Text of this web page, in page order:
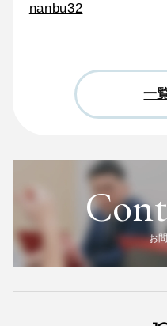
nanbu32
一
お